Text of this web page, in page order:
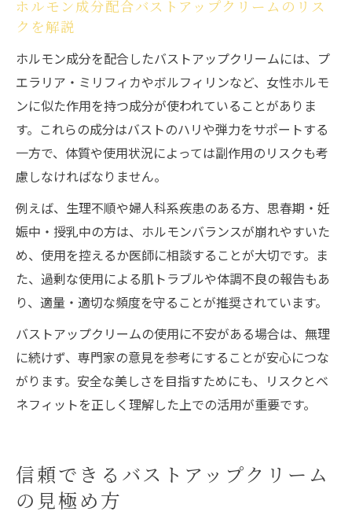
ホルモン成分配合バストアップクリームのリス
クを解説
ホルモン成分を配合したバストアップクリームには、プ
エラリア・ミリフィカやボルフィリンなど、女性ホルモ
ンに似た作用を持つ成分が使われていることがありま
す。これらの成分はバストのハリや弾力をサポートする
一方で、体質や使用状況によっては副作用のリスクも考
慮しなければなりません。
例えば、生理不順や婦人科系疾患のある方、思春期・妊
娠中・授乳中の方は、ホルモンバランスが崩れやすいた
め、使用を控えるか医師に相談することが大切です。ま
た、過剰な使用による肌トラブルや体調不良の報告もあ
り、適量・適切な頻度を守ることが推奨されています。
バストアップクリームの使用に不安がある場合は、無理
に続けず、専門家の意見を参考にすることが安心につな
がります。安全な美しさを目指すためにも、リスクとベ
ネフィットを正しく理解した上での活用が重要です。
信頼できるバストアップクリーム
の見極め方